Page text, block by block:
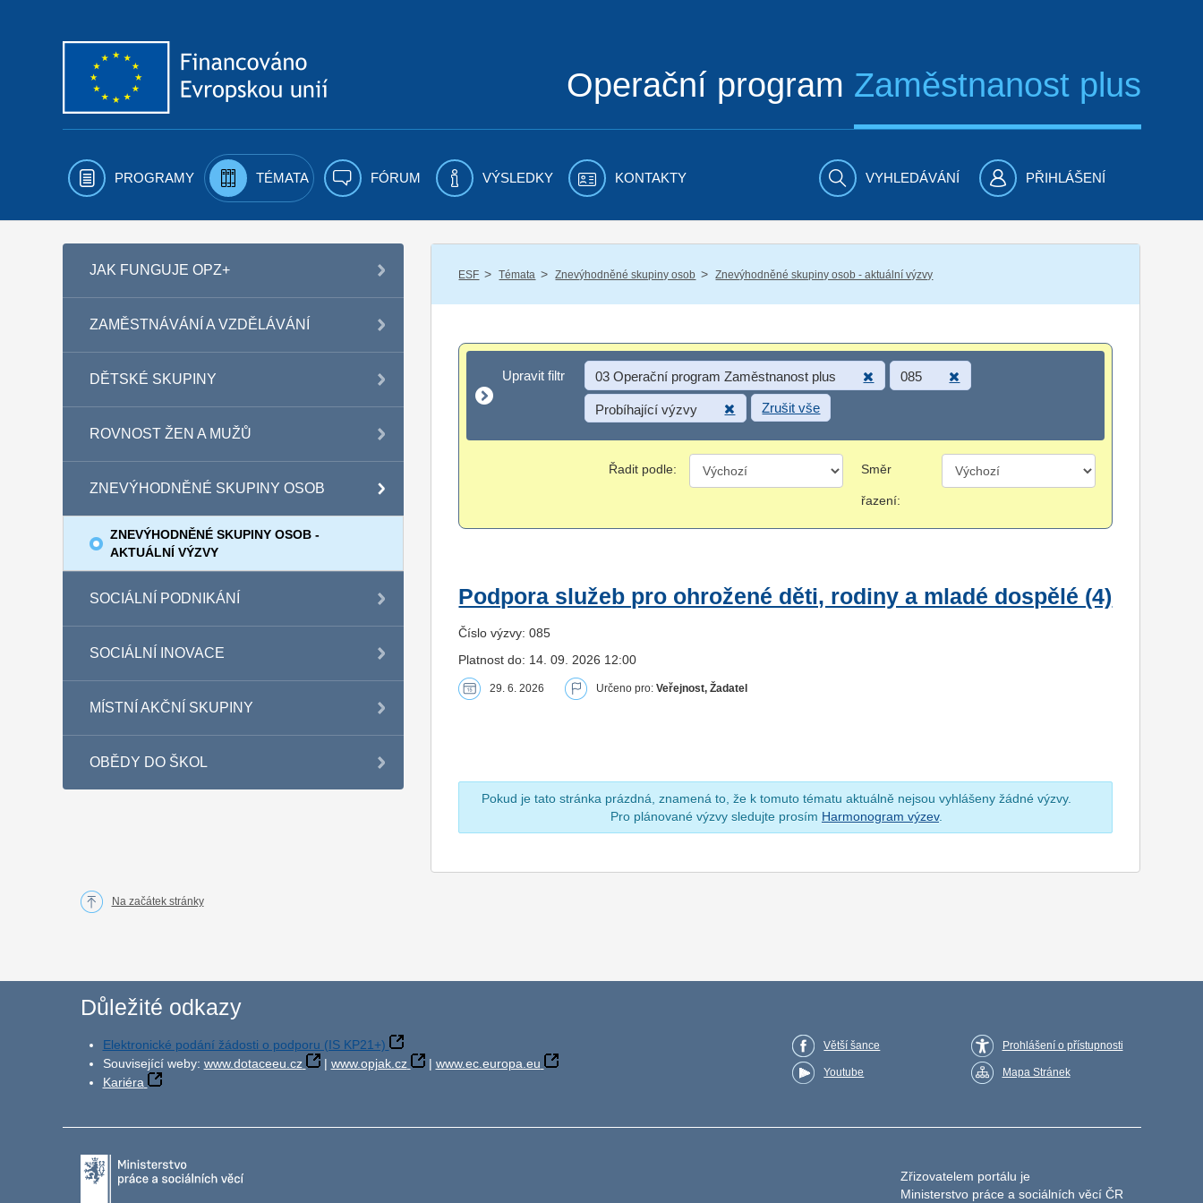
Operační program Zaměstnanost plus
PROGRAMY TÉMATA FÓRUM VÝSLEDKY KONTAKTY VYHLEDÁVÁNÍ PŘIHLÁŠENÍ
JAK FUNGUJE OPZ+
ZAMĚSTNÁVÁNÍ A VZDĚLÁVÁNÍ
DĚTSKÉ SKUPINY
ROVNOST ŽEN A MUŽŮ
ZNEVÝHODNĚNÉ SKUPINY OSOB
ZNEVÝHODNĚNÉ SKUPINY OSOB -
AKTUÁLNÍ VÝZVY
SOCIÁLNÍ PODNIKÁNÍ
SOCIÁLNÍ INOVACE
MÍSTNÍ AKČNÍ SKUPINY
OBĚDY DO ŠKOL
ESF / Témata / Znevýhodněné skupiny osob / Znevýhodněné skupiny osob - aktuální výzvy
Upravit filtr
Upravit filtr 03 Operační program Zaměstnanost plus 085
Probíhající výzvy Zrušit vše
Řadit podle: Směr
řazení:
Podpora služeb pro ohrožené děti, rodiny a mladé dospělé (4)
Číslo výzvy: 085
Platnost do: 14. 09. 2026 12:00
29. 6. 2026 Určeno pro:Veřejnost, Žadatel
Pokud je tato stránka prázdná, znamená to, že k tomuto tématu aktuálně nejsou vyhlášeny žádné výzvy.
Pro plánované výzvy sledujte prosím Harmonogram výzev.
Na začátek stránky
Důležité odkazy
Elektronické podání žádosti o podporu (IS KP21+)
Související weby: www.dotaceeu.cz | www.opjak.cz | www.ec.europa.eu
Kariéra
Větší šance
Youtube
Prohlášení o přístupnosti
Mapa Stránek
Zřizovatelem portálu je
Ministerstvo práce a sociálních věcí ČR